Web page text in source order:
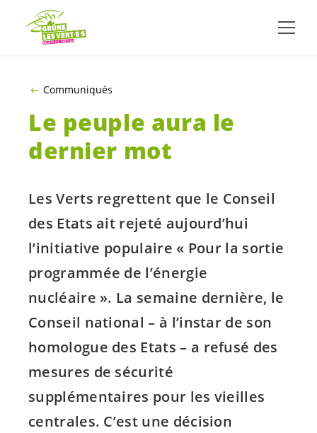
ALLER AU CONTENU PRINCIPAL
Communiqués
Le peuple aura le
dernier mot
Les Verts regrettent que le Conseil
des Etats ait rejeté aujourd’hui
l’initiative populaire « Pour la sortie
programmée de l’énergie
nucléaire ». La semaine dernière, le
Conseil national – à l’instar de son
homologue des Etats – a refusé des
mesures de sécurité
supplémentaires pour les vieilles
centrales. C’est une décision